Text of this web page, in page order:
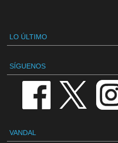
LO ÚLTIMO
SÍGUENOS
VANDAL